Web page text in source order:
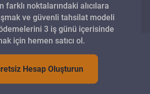
farklı noktalarındaki alıcılara
ve güvenli tahsilat modeli
3 iş günü içerisinde
için hemen satıcı ol.
Hesap Oluşturun